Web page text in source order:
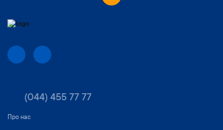
(044) 455 77 77
Про нас